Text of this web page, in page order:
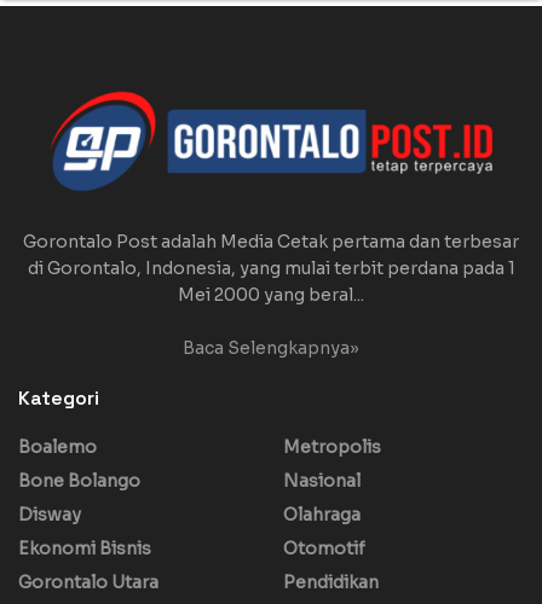
Gorontalo Post adalah Media Cetak pertama dan terbesar
di Gorontalo, Indonesia, yang mulai terbit perdana pada 1
Mei 2000 yang beral...
Baca Selengkapnya»
Kategori
Boalemo
Bone Bolango
Disway
Ekonomi Bisnis
Gorontalo Utara
Metropolis
Nasional
Olahraga
Otomotif
Pendidikan